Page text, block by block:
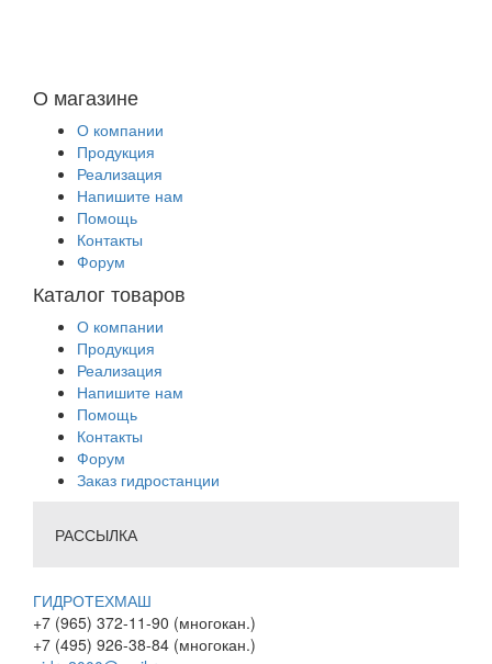
О магазине
О компании
Продукция
Реализация
Напишите нам
Помощь
Контакты
Форум
Каталог товаров
О компании
Продукция
Реализация
Напишите нам
Помощь
Контакты
Форум
Заказ гидростанции
РАССЫЛКА
ГИДРОТЕХМАШ
+7 (965) 372-11-90 (многокан.)
+7 (495) 926-38-84 (многокан.)